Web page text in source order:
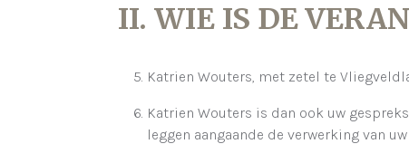
II. WIE IS DE
Katrien Wouters, met zetel te
Katrien Wouters is dan ook uw
leggen aangaande de verwerking van